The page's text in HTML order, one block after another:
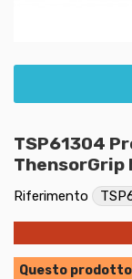
TSP61304
ThensorGrip
Riferimento
Questo